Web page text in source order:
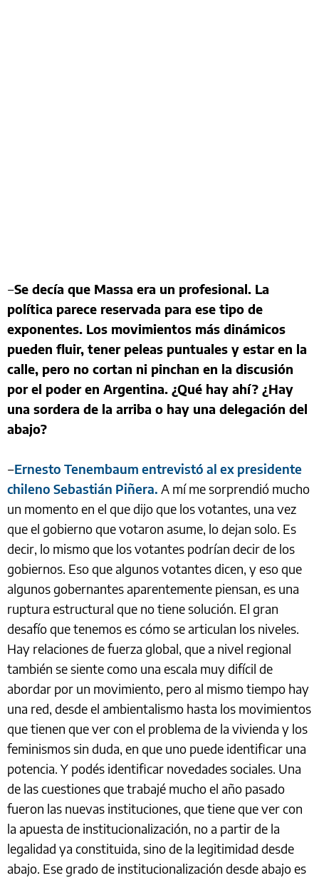
‒Se decía que Massa era un profesional. La
política parece reservada para ese tipo de
exponentes. Los movimientos más dinámicos
pueden fluir, tener peleas puntuales y estar en la
calle, pero no cortan ni pinchan en la discusión
por el poder en Argentina. ¿Qué hay ahí? ¿Hay
una sordera de la arriba o hay una delegación del
abajo?
‒Ernesto Tenembaum entrevistó al ex presidente
chileno Sebastián Piñera. A mí me sorprendió mucho
un momento en el que dijo que los votantes, una vez
que el gobierno que votaron asume, lo dejan solo. Es
decir, lo mismo que los votantes podrían decir de los
gobiernos. Eso que algunos votantes dicen, y eso que
algunos gobernantes aparentemente piensan, es una
ruptura estructural que no tiene solución. El gran
desafío que tenemos es cómo se articulan los niveles.
Hay relaciones de fuerza global, que a nivel regional
también se siente como una escala muy difícil de
abordar por un movimiento, pero al mismo tiempo hay
una red, desde el ambientalismo hasta los movimientos
que tienen que ver con el problema de la vivienda y los
feminismos sin duda, en que uno puede identificar una
potencia. Y podés identificar novedades sociales. Una
de las cuestiones que trabajé mucho el año pasado
fueron las nuevas instituciones, que tiene que ver con
la apuesta de institucionalización, no a partir de la
legalidad ya constituida, sino de la legitimidad desde
abajo. Ese grado de institucionalización desde abajo es